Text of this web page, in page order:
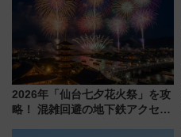
2026年「仙台七夕花火祭」を攻
略！ 混雑回避の地下鉄アクセス